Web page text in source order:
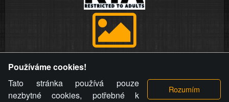
videa a komentáře. Osoba, které se toto opatření provozovatele
stránky týče, ani osoba, která umístila fotografii nebo video na
stránku, nemůže z důvodu odstranění fotografie, videa nebo
komentáře pro výše uvedenou okolnost uplatnit vůči
Používáme cookies!
Tato stránka používá pouze
nezbytné cookies, potřebné k